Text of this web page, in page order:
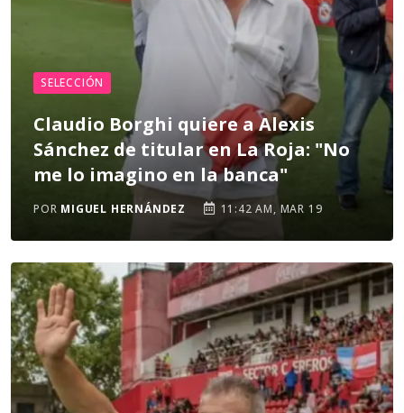
SELECCIÓN
Claudio Borghi quiere a Alexis
Sánchez de titular en La Roja: "No
me lo imagino en la banca"
POR MIGUEL HERNÁNDEZ 11:42 AM, MAR 19